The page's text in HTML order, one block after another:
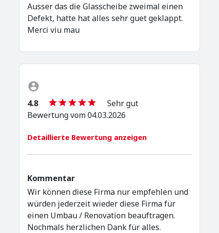
Ausser das die Glasscheibe zweimal einen
Defekt, hatte hat alles sehr guet geklappt.
Merci viu mau
4.8
Sehr gut
Bewertung vom 04.03.2026
Detaillierte Bewertung anzeigen
Kommentar
Wir können diese Firma nur empfehlen und
würden jederzeit wieder diese Firma für
einen Umbau / Renovation beauftragen.
Nochmals herzlichen Dank für alles.